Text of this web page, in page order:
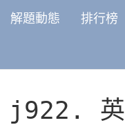
解題動態 排行榜
j922.